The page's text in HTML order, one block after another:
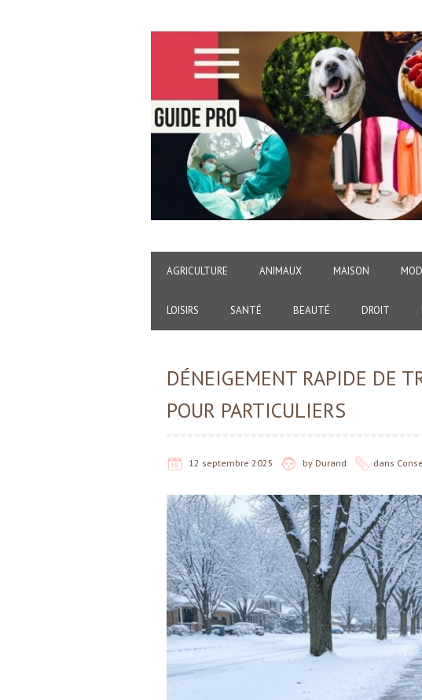
AGRICULTURE ANIMAUX MAISON
LOISIRS SANTÉ BEAUTÉ DROIT
DÉNEIGEMENT RAPIDE DE
POUR PARTICULIERS
12 septembre 2025 by Durand dans